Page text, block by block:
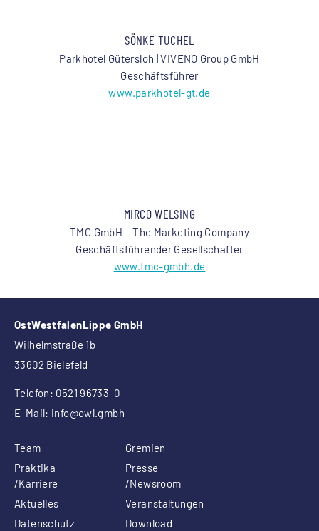
SÖNKE TUCHEL
Parkhotel Gütersloh | VIVENO Group GmbH
Geschäftsführer
www.parkhotel-gt.de
MIRCO WELSING
TMC GmbH – The Marketing Company
Geschäftsführender Gesellschafter
www.tmc-gmbh.de
OstWestfalenLippe GmbH
Wilhelmstraße 1b
33602 Bielefeld
Telefon: 0521 96733-0
E-Mail: info@owl.gmbh
Team
Gremien
Praktika
/Karriere
Presse
/Newsroom
Aktuelles
Veranstaltungen
Datenschutz
Download